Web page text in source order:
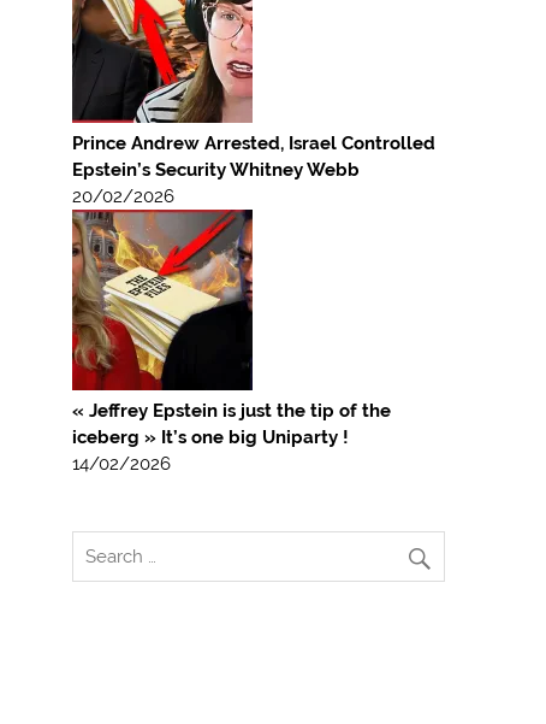
Prince Andrew Arrested, Israel Controlled
Epstein’s Security Whitney Webb
20/02/2026
« Jeffrey Epstein is just the tip of the
iceberg » It’s one big Uniparty !
14/02/2026